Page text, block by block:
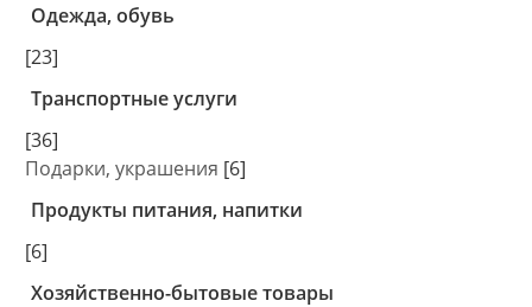
Одежда, обувь
[23]
Транспортные услуги
[36]
Подарки, украшения [6]
Продукты питания, напитки
[6]
Хозяйственно-бытовые товары